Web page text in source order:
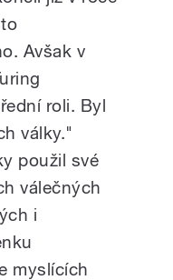
Avšak v
roli. Byl
války."
použil své
válečných
i
myslících